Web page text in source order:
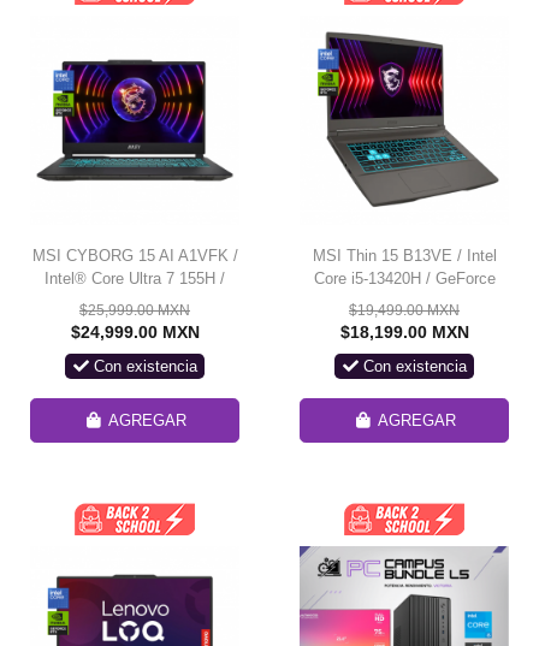
MSI CYBORG 15 AI A1VFK /
Intel® Core Ultra 7 155H /
GeForce RTX 4060 / 16 GB
DDR5 / 512 GB SSD M.2
Regalo / *Equipo outlet de
$25,999.00 MXN
$24,999.00 MXN
Con existencia
AGREGAR
MSI Thin 15 B13VE / Intel
Core i5-13420H / GeForce
RTX 4050 / 16 GB RAM
DDR4 / 512 GB / GeForce
Full HD / Cosmos Gray
$19,499.00 MXN
$18,199.00 MXN
Con existencia
AGREGAR